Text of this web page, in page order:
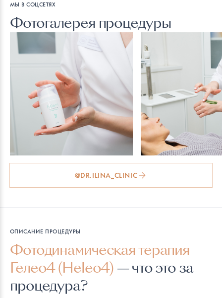
МЫ В СОЦСЕТЯХ
Фотогалерея процедуры
@DR.ILINA_CLINIC
ОПИСАНИЕ ПРОЦЕДУРЫ
Фотодинамическая терапия
Гелео4 (Heleo4)— что это за
процедура?